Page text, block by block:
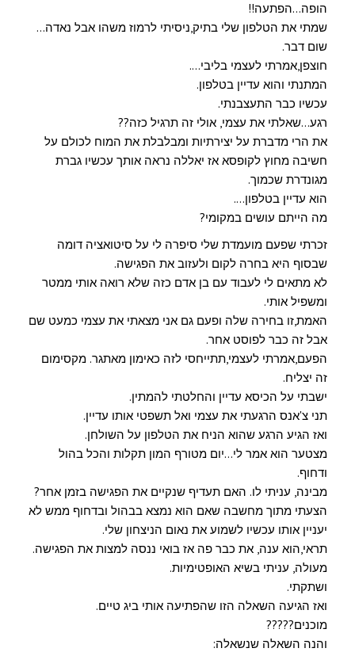
הופה…הפתעה!!
שמתי את הטלפון שלי בתיק,ניסיתי לרמוז משהו אבל נאדה…
שום דבר.
חוצפן,אמרתי לעצמי בליבי….
המתנתי והוא עדיין בטלפון.
עכשיו כבר התעצבנתי.
רגע…שאלתי את עצמי, אולי זה תרגיל כזה??
את הרי מדברת על יצירתיות ומבלבלת את המוח לכולם על
חשיבה מחוץ לקופסא אז יאללה נראה אותך עכשיו גברת
מגונדרת שכמוך.
הוא עדיין בטלפון….
מה הייתם עושים במקומי?
זכרתי שפעם מועמדת שלי סיפרה לי על סיטואציה דומה
שבסוף היא בחרה לקום ולעזוב את הפגישה.
לא מתאים לי לעבוד עם בן אדם כזה שלא רואה אותי ממטר
ומשפיל אותי.
האמת,זו בחירה שלה ופעם גם אני מצאתי את עצמי כמעט שם
אבל זה כבר לפוסט אחר.
הפעם,אמרתי לעצמי,תתייחסי לזה כאימון מאתגר. מקסימום
זה יצליח.
ישבתי על הכיסא עדיין והחלטתי להמתין.
תני צ'אנס הרגעתי את עצמי ואל תשפטי אותו עדיין.
ואז הגיע הרגע שהוא הניח את הטלפון על השולחן.
מצטער הוא אמר לי…יום מטורף המון תקלות והכל בהול
ודחוף.
מבינה, עניתי לו. האם תעדיף שנקיים את הפגישה בזמן אחר?
הצעתי מתוך מחשבה שאם הוא נמצא בבהול ובדחוף ממש לא
יעניין אותו עכשיו לשמוע את נאום הניצחון שלי.
תראי,הוא ענה, את כבר פה אז בואי ננסה למצות את הפגישה.
מעולה, עניתי בשיא האופטימיות.
ושתקתי.
ואז הגיעה השאלה הזו שהפתיעה אותי ביג טיים.
מוכנים?????
והנה השאלה שנשאלה: